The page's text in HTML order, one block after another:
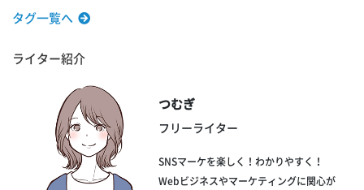
タグ一覧へ
ライター紹介
つむぎ
フリーライター
SNSマーケを楽しく！わかりやすく！
Webビジネスやマーケティングに関心が